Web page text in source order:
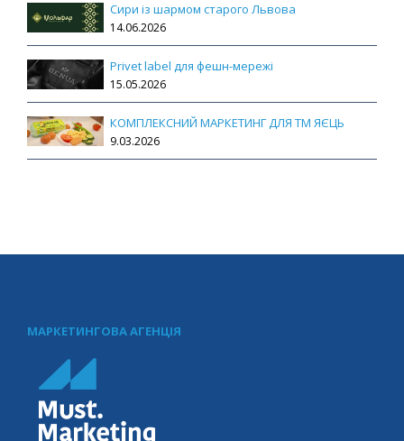
Сири із шармом старого Львова
14.06.2026
Privet label для фешн-мережі
15.05.2026
КОМПЛЕКСНИЙ МАРКЕТИНГ ДЛЯ ТМ ЯЄЦЬ
9.03.2026
МАРКЕТИНГОВА АГЕНЦІЯ